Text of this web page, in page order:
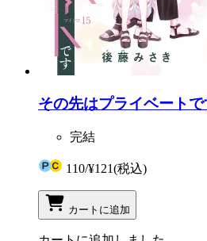
その先はプライベート
完結
110/¥121(税込)
カートに追加